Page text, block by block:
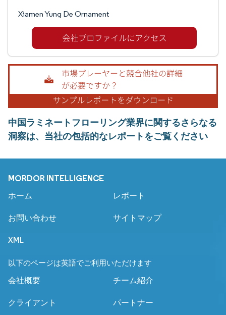
Xiamen Yung De Ornament
中国ラミネートフローリング業界に関するさらなる
洞察は、当社の包括的なレポートをご覧ください
MORDOR INTELLIGENCE
ホーム レポート
お問い合わせ サイトマップ
XML
以下のページは英語でご利用いただけます
会社概要 チーム紹介
クライアント パートナー